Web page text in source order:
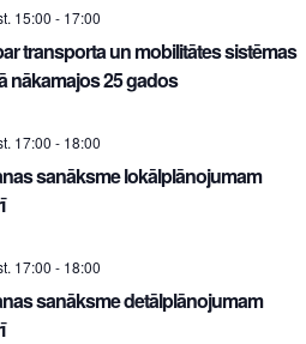
15:00 - 17:00
transporta un mobilitātes sistēmas
nākamajos 25 gados
17:00 - 18:00
sanāksme lokālplānojumam
17:00 - 18:00
sanāksme detālplānojumam